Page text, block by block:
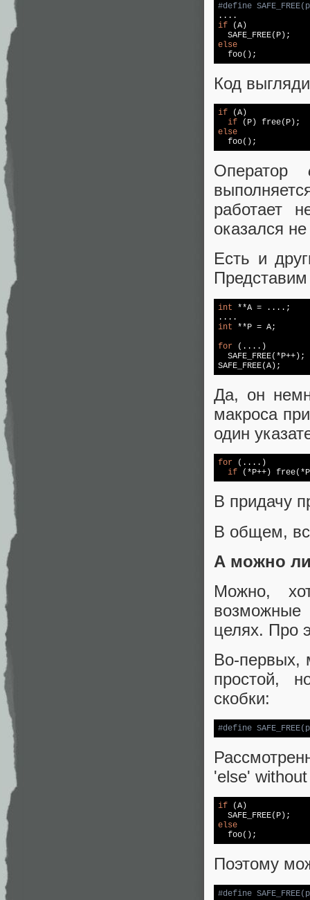
#define
if (A)
else
foo();
Код
if (A)
if (P) free
else
foo();
Оператор
работает
оказался
Есть и
Представим
int **A = ....;
int **P = A;
for (....)
  SAFE_FREE(*P++);
SAFE_FREE(A);
Да, он
макроса
один
for (....)
if (*P++) free
В придачу
В общем,
А можно
Можно,
целях. Про
Во-первых,
простой,
скобки:
#define
'else'
if (A)
else
foo();
Поэтому
#define